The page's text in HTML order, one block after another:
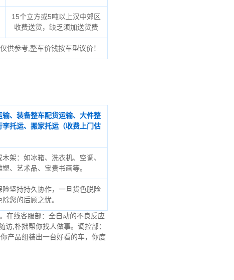
15个立方或5吨以上汉中郊区
收费送货，缺乏须加送货费
供参考,整车价钱按车型议价！
、装备整车配货运输、大件整
托运、搬家托运（收费上门估
架：如冰箱、洗衣机、空调、
、艺术品、宝贵书画等。
坚持持久协作，一旦货色脱险
您的后顾之忧。
在线客服部：全自动的不良反应
,朴拙帮你找人做事。调控部：
产品组装出一台好看的车，你度